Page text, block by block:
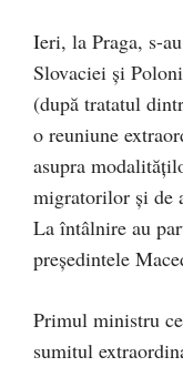
Ieri, la Praga, s-
Slovaciei şi
(după tratatul
o reuniune
asupra
migratorilor şi de
La întâlnire au
preşedintele
Primul ministru
sumitul